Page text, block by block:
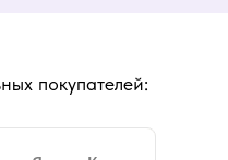
покупателей: